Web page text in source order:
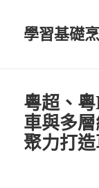
學習基礎
粵超、
車與多
聚力打